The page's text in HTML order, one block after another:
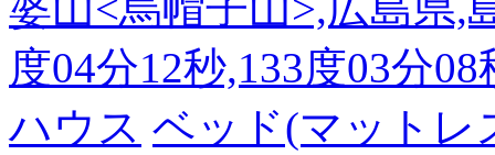
度04分12秒,133度03分
ハウス ベッド(マットレ